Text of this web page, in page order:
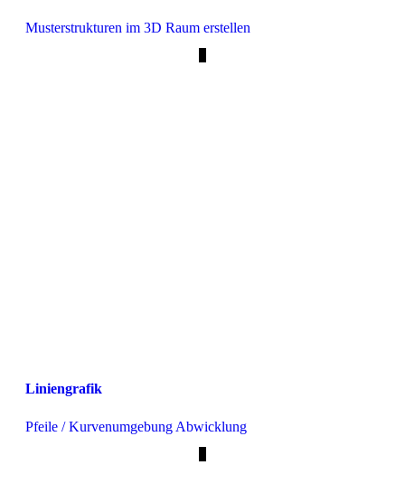
Musterstrukturen im 3D Raum erstellen
Liniengrafik
Pfeile / Kurvenumgebung Abwicklung